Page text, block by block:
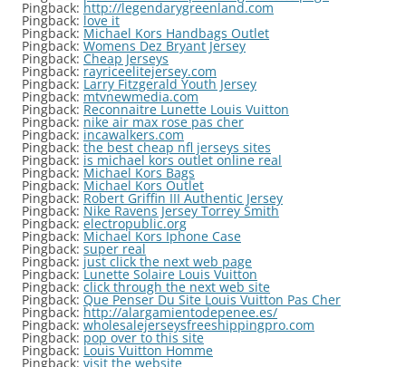
Pingback: http://legendarygreenland.com
Pingback: love it
Pingback: Michael Kors Handbags Outlet
Pingback: Womens Dez Bryant Jersey
Pingback: Cheap Jerseys
Pingback: rayriceelitejersey.com
Pingback: Larry Fitzgerald Youth Jersey
Pingback: mtvnewmedia.com
Pingback: Reconnaitre Lunette Louis Vuitton
Pingback: nike air max rose pas cher
Pingback: incawalkers.com
Pingback: the best cheap nfl jerseys sites
Pingback: is michael kors outlet online real
Pingback: Michael Kors Bags
Pingback: Michael Kors Outlet
Pingback: Robert Griffin III Authentic Jersey
Pingback: Nike Ravens Jersey Torrey Smith
Pingback: electropublic.org
Pingback: Michael Kors Iphone Case
Pingback: super real
Pingback: just click the next web page
Pingback:Lunette Solaire Louis Vuitton
Pingback: click through the next web site
Pingback: Que Penser Du Site Louis Vuitton Pas Cher
Pingback: http://alargamientodepenee.es/
Pingback: wholesalejerseysfreeshippingpro.com
Pingback: pop over to this site
Pingback: Louis Vuitton Homme
Pingback: visit the website